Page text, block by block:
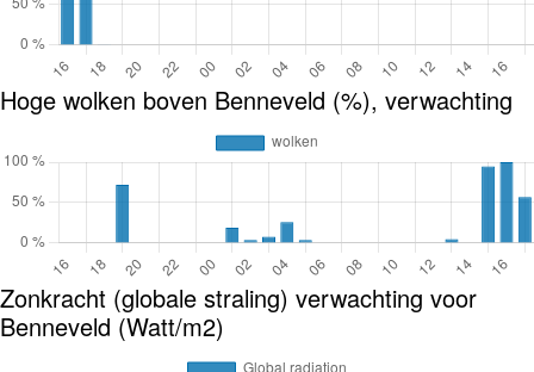
Hoge wolken boven Benneveld (%), verwachting
Zonkracht (globale straling) verwachting voor
Benneveld (Watt/m2)